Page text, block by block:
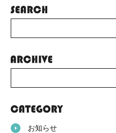
お知らせ